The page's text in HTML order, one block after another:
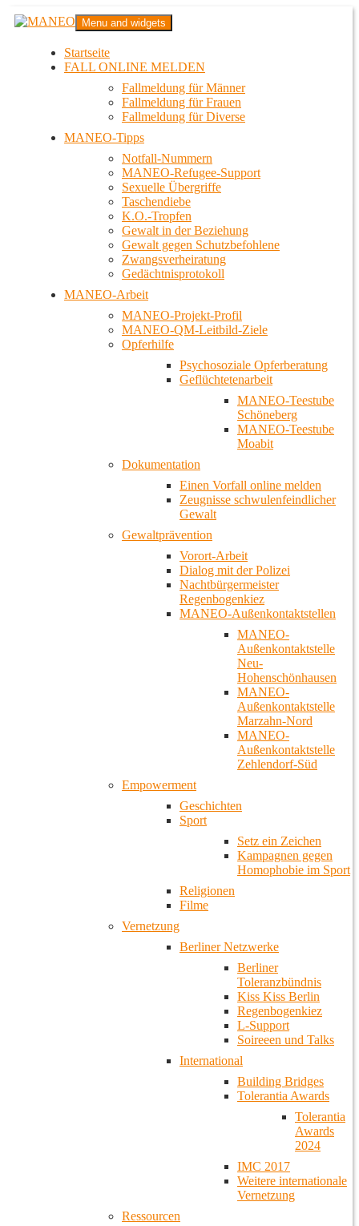
Zum
InhaltMANEO
Das schwule Anti-Gewalt-Projekt in Berlin
Menu and widgets
Startseite
FALL ONLINE MELDEN
Fallmeldung für Männer
Fallmeldung für Frauen
Fallmeldung für Diverse
MANEO-Tipps
Notfall-Nummern
MANEO-Refugee-Support
Sexuelle Übergriffe
Taschendiebe
K.O.-Tropfen
Gewalt in der Beziehung
Gewalt gegen Schutzbefohlene
Zwangsverheiratung
Gedächtnisprotokoll
MANEO-Arbeit
MANEO-Projekt-Profil
MANEO-QM-Leitbild-Ziele
Opferhilfe
Psychosoziale Opferberatung
Geflüchtetenarbeit
MANEO-Teestube
Schöneberg
MANEO-Teestube
Moabit
Dokumentation
Einen Vorfall online melden
Zeugnisse schwulenfeindlicher
Gewalt
Gewaltprävention
Vorort-Arbeit
Dialog mit der Polizei
Nachtbürgermeister
Regenbogenkiez
MANEO-Außenkontaktstellen
MANEO-
Außenkontaktstelle
Neu-
Hohenschönhausen
MANEO-
Außenkontaktstelle
Marzahn-Nord
MANEO-
Außenkontaktstelle
Zehlendorf-Süd
Empowerment
Geschichten
Sport
Setz ein Zeichen
Kampagnen gegen
Homophobie im Sport
Religionen
Filme
Vernetzung
Berliner Netzwerke
Berliner
Toleranzbündnis
Kiss Kiss Berlin
Regenbogenkiez
L-Support
Soireeen und Talks
International
Building Bridges
Tolerantia Awards
Tolerantia
Awards
2024
IMC 2017
Weitere internationale
Vernetzung
Ressourcen